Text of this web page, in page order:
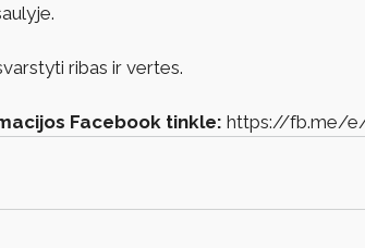
ribas ir vertes.
Facebook tinkle: https://fb.me/